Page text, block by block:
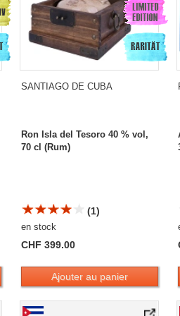
SANTIAGO DE CUBA
Ron Isla del Tesoro 40 % vol,
70 cl (Rum)
(1)
en stock
CHF 399.00
Ajouter au panier
Havana Club TRIBUTO 2016 Ron Puro